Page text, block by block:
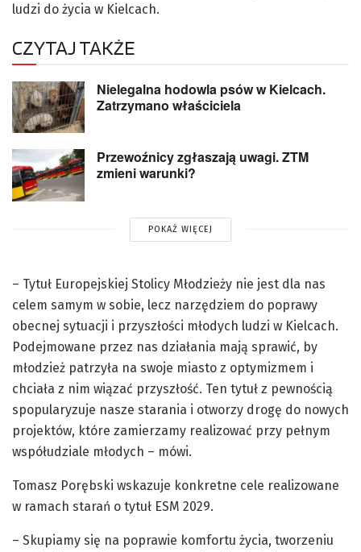
ludzi do życia w Kielcach.
CZYTAJ TAKŻE
Nielegalna hodowla psów w Kielcach.
Zatrzymano właściciela
Przewoźnicy zgłaszają uwagi. ZTM
zmieni warunki?
POKAŻ WIĘCEJ
– Tytuł Europejskiej Stolicy Młodzieży nie jest dla nas
celem samym w sobie, lecz narzędziem do poprawy
obecnej sytuacji i przyszłości młodych ludzi w Kielcach.
Podejmowane przez nas działania mają sprawić, by
młodzież patrzyła na swoje miasto z optymizmem i
chciała z nim wiązać przyszłość. Ten tytuł z pewnością
spopularyzuje nasze starania i otworzy drogę do nowych
projektów, które zamierzamy realizować przy pełnym
współudziale młodych – mówi.
Tomasz Porębski wskazuje konkretne cele realizowane
w ramach starań o tytuł ESM 2029.
– Skupiamy się na poprawie komfortu życia, tworzeniu